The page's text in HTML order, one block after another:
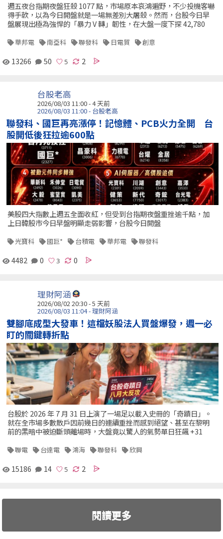
週五夜台指期夜盤狂殺 1077 點，市場原本哀鴻遍野，不少投機客嚇
得手軟，以為今日開盤就是一場無差別大屠殺。然而，台股今日早
盤展現出極為強悍的「暴力 V 轉」韌性，在大盤一度下探 42,780
華邦電 南亞科 聯發科 日電貿 創意
13266 50 2
台股老高
2026/08/03 11:00 - 4 天前
2026/08/03 11:00 - 台股老高
聯發科、國巨再亮漲停！記憶體、PCB火力全開 台
股開低後狂拉逾600點
美股四大指數上週五全面收紅，但受到台指期夜盤重挫逾千點，加
上日韓股市今日早盤明顯走弱影響，台股今日開盤
光寶科 國巨* 台積電 華邦電 聯發科
4482 0 0
理財阿涵
2026/08/02 20:30 - 5 天前
2026/08/03 11:04 - 理財阿涵
雙腳底成型大發車！這檔妖股法人買盤爆發，週一必
盯的關鍵轉折點
台股於 2026 年 7 月 31 日上演了一場足以載入史冊的「奇蹟日」。
就在全市場多數散戶因前幾日的連續重挫而感到絕望、甚至在黎明
前的黑暗中被迫斷頭離場時，大盤竟以驚人的氣勢單日狂飆 +31
聯電 台達電 鴻海 聯發科 欣興
15186 14 2
閱讀更多